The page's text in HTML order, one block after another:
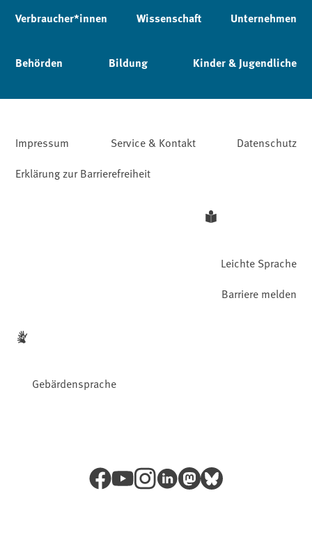
Verbraucher*innen Wissenschaft Unternehmen
Behörden Bildung Kinder & Jugendliche
Impressum Service & Kontakt
Datenschutz
Erklärung zur Barrierefreiheit
Leichte Sprache
Gebärdensprache
Barriere melden